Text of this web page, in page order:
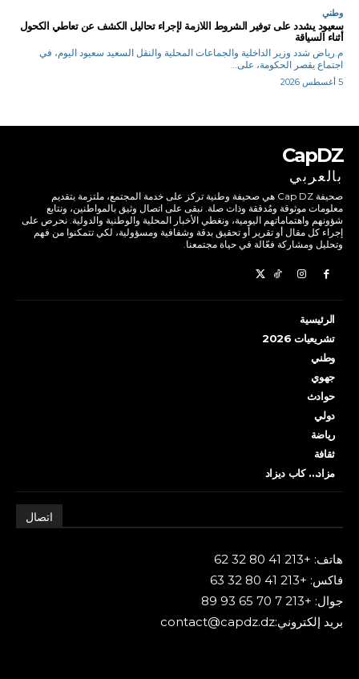
وطني
سعيود يشدد على توفير الشروط اللازمة لإجراء تحاليل الكشف عن تعاطي الكحول
أثناء السياقة
م.رياض شدد وزير الداخلية والجماعات المحلية والنقل السعيد سعيود اليوم، في
اجتماع يقصر الحكومة، على...
5 أغسطس 2026
CapDZ
بالعربي
صحيفة Cap DZ هي صحيفة وطنية تركز على خدمة المجتمع، ملتزمة بتقديم
معلومات موثوقة ومُدققة وذات صلة. نبقى على اتصال وثيق بالمواطنين، ونتابع
شؤونهم واهتماماتهم اليومية، ونغطي الأخبار المحلية والوطنية والدولية. نحرص على
إجراء كل مقال أو تقرير أو تحقيق بدقة وشفافية ومسؤولية، لكي تتمكنوا من فهم
وتحليل ومشاركة فعّالة في حياة مجتمعنا.
الرئيسية
تشريعيات 2026
وطني
جهوي
حوادث
دولي
رياضة
ثقافة
مزاد… كاب ديزاد
اتصال
هاتف: +213 41 80 32 62
فاكس: +213 41 80 32 63
جوال: +213 7 70 65 93 89
بريد إلكتروني:contact@capdz.dz